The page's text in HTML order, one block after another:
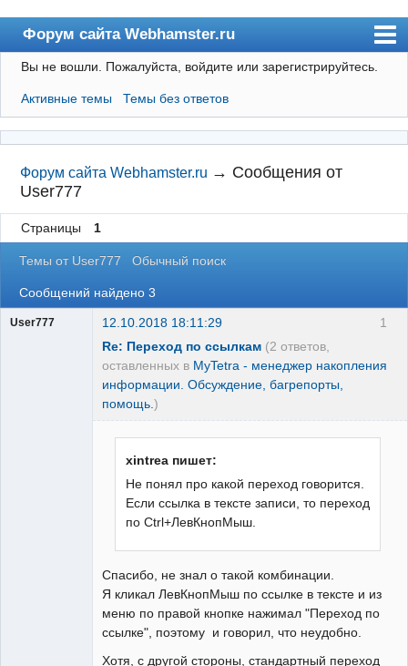
Форум сайта Webhamster.ru
Форум
Пользователи
Поиск
Регистрация
Webhamster.ru
Вы не вошли. Пожалуйста, войдите или зарегистрируйтесь.
Активные темы Темы без ответов
Форум сайта Webhamster.ru → Сообщения от
User777
Страницы 1
Темы от User777 Обычный поиск
Сообщений найдено 3
1
User777
12.10.2018 18:11:29
Re: Переход по ссылкам (2 ответов,
оставленных в MyTetra - менеджер накопления
информации. Обсуждение, багрепорты,
помощь. )
xintrea пишет:
Не понял про какой переход говорится.
Если ссылка в тексте записи, то переход
по Ctrl+ЛевКнопМыш.
Спасибо, не знал о такой комбинации.
Я кликал ЛевКнопМыш по ссылке в тексте и из
меню по правой кнопке нажимал "Переход по
ссылке", поэтому и говорил, что неудобно.
Хотя, с другой стороны, стандартный переход